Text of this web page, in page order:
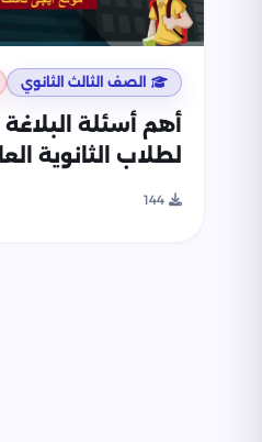
الصف الثالث الثانوي
أهم أسئلة
لطلاب الثانوية
144